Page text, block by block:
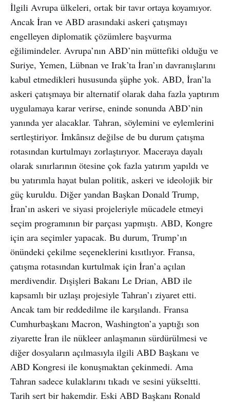
İlgili Avrupa ülkeleri, ortak bir tavır ortaya koyamıyor.
Ancak İran ve ABD arasındaki askeri çatışmayı
engelleyen diplomatik çözümlere başvurma
eğilimindeler. Avrupa’nın ABD’nin müttefiki olduğu ve
Suriye, Yemen, Lübnan ve Irak’ta İran’ın davranışlarını
kabul etmedikleri hususunda şüphe yok. ABD, İran’la
askeri çatışmaya bir alternatif olarak daha fazla yaptırım
uygulamaya karar verirse, eninde sonunda ABD’nin
yanında yer alacaklar. Tahran, söylemini ve eylemlerini
sertleştiriyor. İmkânsız değilse de bu durum çatışma
rotasından kurtulmayı zorlaştırıyor. Maceraya dayalı
olarak sınırlarının ötesine çok fazla yatırım yapıldı ve
bu yatırımla hayat bulan politik, askeri ve ideolojik bir
güç kuruldu. Diğer yandan Başkan Donald Trump,
İran’ın askeri ve siyasi projeleriyle mücadele etmeyi
seçim programının bir parçası yapmıştı. ABD, Kongre
için ara seçimler yapacak. Bu durum, Trump’ın
önündeki çekilme seçeneklerini kısıtlıyor. Fransa,
çatışma rotasından kurtulmak için İran’a açılan
merdivendir. Dışişleri Bakanı Le Drian, ABD ile
kapsamlı bir uzlaşı projesiyle Tahran’ı ziyaret etti.
Ancak tam bir reddedilme ile karşılandı. Fransa
Cumhurbaşkanı Macron, Washington’a yaptığı son
ziyarette İran ile nükleer anlaşmanın sürdürülmesi ve
diğer dosyaların açılmasıyla ilgili ABD Başkanı ve
ABD Kongresi ile konuşmaktan çekinmedi. Ama
Tahran sadece kulaklarını tıkadı ve sesini yükseltti.
Tarih sert bir hakemdir. Eski ABD Başkanı Ronald